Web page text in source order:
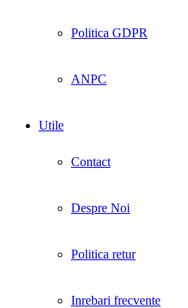
Politica GDPR
ANPC
Utile
Contact
Despre Noi
Politica retur
Inrebari frecvente